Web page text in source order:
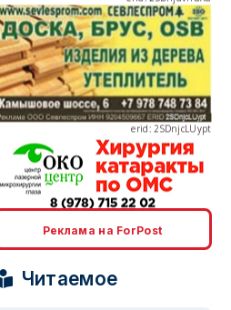
erid: 2SDnjcLUypt
Реклама на ForPost
Читаемое